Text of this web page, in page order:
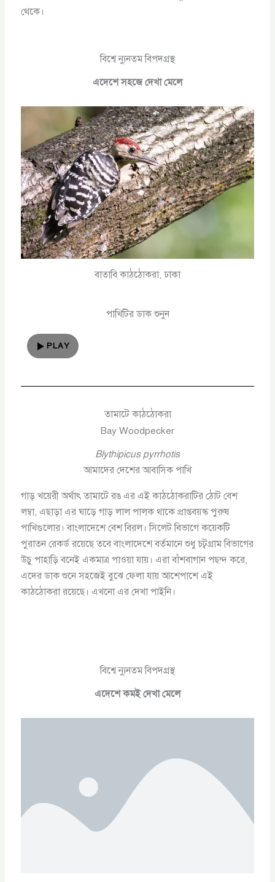
থেকে।
বিশ্বে ন্যুনতম বিপদগ্রস্থ
এদেশে সহজে দেখা মেলে
বাতাবি কাঠঠোকরা, ঢাকা
পাখিটির ডাক শুনুন
PLAY
তামাটে কাঠঠোকরা
Bay Woodpecker
Blythipicus pyrrhotis
আমাদের দেশের আবাসিক পাখি
গাড় খয়েরী অর্থাৎ তামাটে রঙ এর এই কাঠঠোকরাটির ঠোট বেশ
লম্বা, এছাড়া এর ঘাড়ে গাড় লাল পালক থাকে প্রাপ্তবয়স্ক পুরুষ
পাখিগুলোর। বাংলাদেশে বেশ বিরল। সিলেট বিভাগে কয়েকটি
পুরাতন রেকর্ড রয়েছে তবে বাংলাদেশে বর্তমানে শুধু চট্বগ্রাম বিভাগের
উচু পাহাড়ি বনেই একমাত্র পাওয়া যায়। এরা বাঁশবাগান পছন্দ করে,
এদের ডাক শুনে সহজেই বুঝে ফেলা যায় আশেপাশে এই
কাঠঠোকরা রয়েছে। এখনো এর দেখা পাইনি।
বিশ্বে ন্যুনতম বিপদগ্রস্থ
এদেশে কমই দেখা মেলে